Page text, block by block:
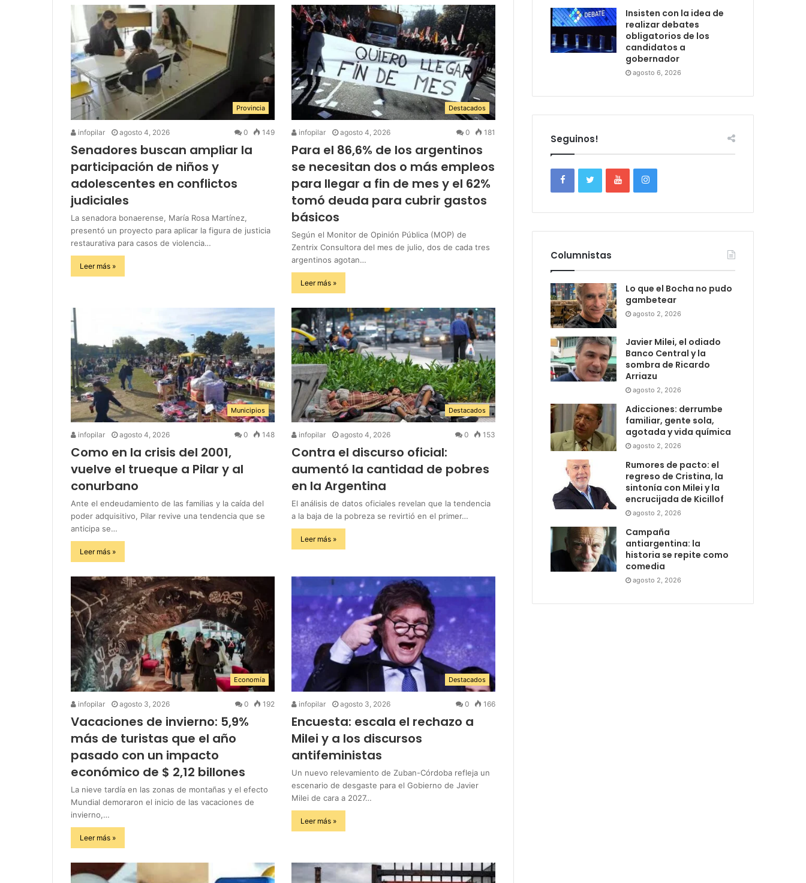
Provincia
infopilar agosto 4, 2026 0 149
Senadores buscan ampliar la
participación de niños y
adolescentes en conflictos
judiciales
La senadora bonaerense, María Rosa Martínez,
presentó un proyecto para aplicar la figura de justicia
restaurativa para casos de violencia…
Leer más »
Destacados
infopilar agosto 4, 2026 0 181
Para el 86,6% de los argentinos
se necesitan dos o más empleos
para llegar a fin de mes y el 62%
tomó deuda para cubrir gastos
básicos
Según el Monitor de Opinión Pública (MOP) de
Zentrix Consultora del mes de julio, dos de cada tres
argentinos agotan…
Leer más »
Municipios
infopilar agosto 4, 2026 0 148
Como en la crisis del 2001,
vuelve el trueque a Pilar y al
conurbano
Ante el endeudamiento de las familias y la caída del
poder adquisitivo, Pilar revive una tendencia que se
anticipa se…
Leer más »
Destacados
infopilar agosto 4, 2026 0 153
Contra el discurso oficial:
aumentó la cantidad de pobres
en la Argentina
El análisis de datos oficiales revelan que la tendencia
a la baja de la pobreza se revirtió en el primer…
Leer más »
Economía
infopilar agosto 3, 2026 0 192
Vacaciones de invierno: 5,9%
más de turistas que el año
pasado con un impacto
económico de $ 2,12 billones
La nieve tardía en las zonas de montañas y el efecto
Mundial demoraron el inicio de las vacaciones de
invierno,…
Leer más »
Destacados
infopilar agosto 3, 2026 0 166
Encuesta: escala el rechazo a
Milei y a los discursos
antifeministas
Un nuevo relevamiento de Zuban-Córdoba refleja un
escenario de desgaste para el Gobierno de Javier
Milei de cara a 2027…
Leer más »
Insisten con la idea de
realizar debates
obligatorios de los
candidatos a
gobernador
agosto 6, 2026
Seguinos!
Columnistas
Lo que el Bocha no pudo
gambetear
agosto 2, 2026
Javier Milei, el odiado
Banco Central y la
sombra de Ricardo
Arriazu
agosto 2, 2026
Adicciones: derrumbe
familiar, gente sola,
agotada y vida química
agosto 2, 2026
Rumores de pacto: el
regreso de Cristina, la
sintonía con Milei y la
encrucijada de Kicillof
agosto 2, 2026
Campaña
antiargentina: la
historia se repite como
comedia
agosto 2, 2026